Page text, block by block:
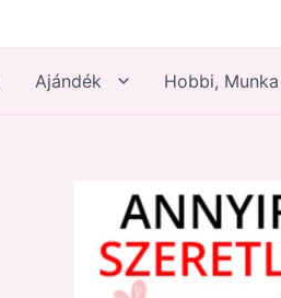
Ajándék Hobbi, Munka